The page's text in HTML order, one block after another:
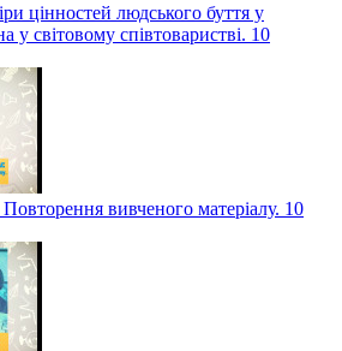
цінностей людського буття у
у світовому співтоваристві. 10
Повторення вивченого матеріалу. 10